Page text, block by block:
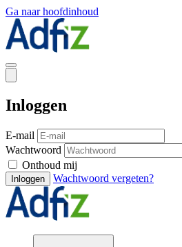
Ga naar hoofdinhoud
Inloggen
E-mail
Wachtwoord
Onthoud mij
Inloggen Wachtwoord vergeten?